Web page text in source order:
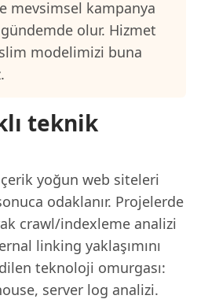
mevsimsel kampanya
gündemde olur. Hizmet
modelimizi buna
teknik
yoğun web siteleri
odaklanır. Projelerde
crawl/indexleme analizi
linking yaklaşımını
teknoloji omurgası:
server log analizi.